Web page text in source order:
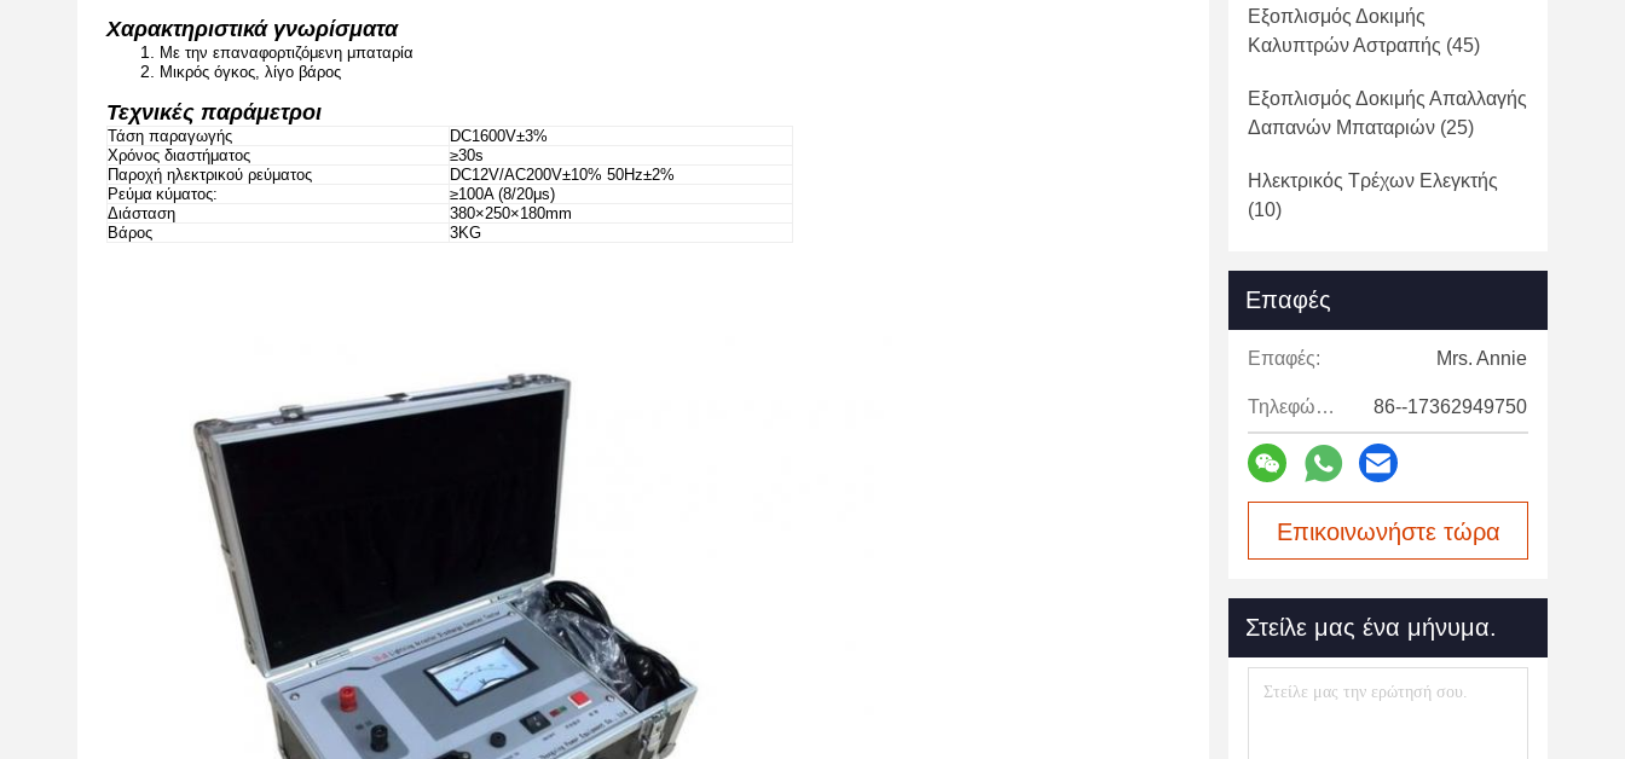
Χαρακτηριστικά γνωρίσματα
1. Με την επαναφορτιζόμενη μπαταρία
2. Μικρός όγκος, λίγο βάρος
Τεχνικές παράμετροι
Τάση παραγωγής
DC1600V±3%
Χρόνος διαστήματος
≥30s
Παροχή ηλεκτρικού ρεύματος
DC12V/AC200V±10% 50Hz±2%
Ρεύμα κύματος:
≥100A (8/20μs)
Διάσταση
380×250×180mm
Βάρος
3KG
Εξοπλισμός Δοκιμής
Καλυπτρών Αστραπής (45)
Εξοπλισμός Δοκιμής Απαλλαγής
Δαπανών Μπαταριών (25)
Ηλεκτρικός Τρέχων Ελεγκτής
(10)
Επαφές
Επαφές: Mrs. Annie
Τηλεφώνημα: 86--17362949750
Επικοινωνήστε τώρα
Στείλε μας ένα μήνυμα.